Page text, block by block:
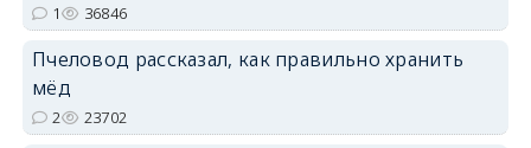
1 36846
Пчеловод рассказал, как правильно хранить
мёд
2 23702